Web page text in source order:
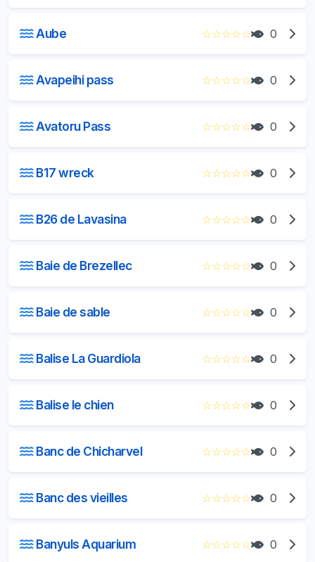
Aube ☆☆☆☆☆ 0
Avapeihi pass ☆☆☆☆☆ 0
Avatoru Pass ☆☆☆☆☆ 0
B17 wreck ☆☆☆☆☆ 0
B26 de Lavasina ☆☆☆☆☆ 0
Baie de Brezellec ☆☆☆☆☆ 0
Baie de sable ☆☆☆☆☆ 0
Balise La Guardiola ☆☆☆☆☆ 0
Balise le chien ☆☆☆☆☆ 0
Banc de Chicharvel ☆☆☆☆☆ 0
Banc des vieilles ☆☆☆☆☆ 0
Banyuls Aquarium ☆☆☆☆☆ 0